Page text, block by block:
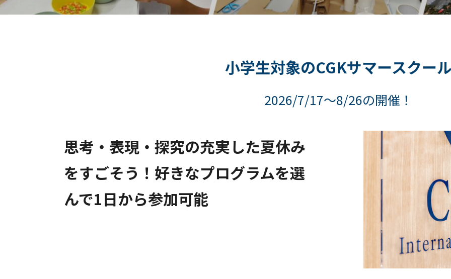
小学生対象のCGKサマースクー
2026/7/17～8/26の開催！
思考・表現・探究の充実した夏休み
をすごそう！好きなプログラムを選
んで1日から参加可能